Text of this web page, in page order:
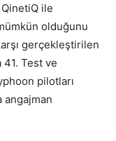
QinetiQ ile
olduğunu
gerçekleştirilen
41. Test ve
pilotları
angajman